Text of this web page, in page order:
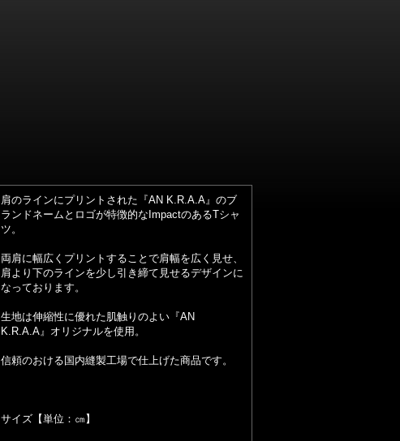
肩のラインにプリントされた『AN K.R.A.A』のブ
ランドネームとロゴが特徴的なImpactのあるTシャ
ツ。
両肩に幅広くプリントすることで肩幅を広く見せ、
肩より下のラインを少し引き締て見せるデザインに
なっております。
生地は伸縮性に優れた肌触りのよい『AN
K.R.A.A』オリジナルを使用。
信頼のおける国内縫製工場で仕上げた商品です。
サイズ【単位：㎝】